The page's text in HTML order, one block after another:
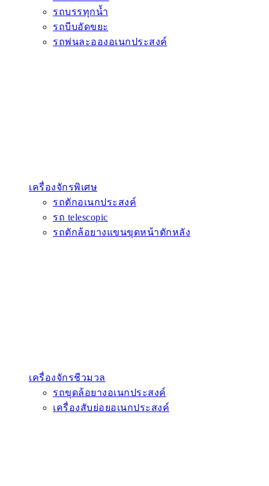
รถบรรทุกน้ำ
รถบีบอัดขยะ
รถพ่นละอองอเนกประสงค์
เครื่องจักรพิเศษ
รถตักอเนกประสงค์
รถ telescopic
รถตักล้อยางแขนขุดหน้าตักหลัง
เครื่องจักรชีวมวล
รถขุดล้อยางอเนกประสงค์
เครื่องสับย่อยอเนกประสงค์